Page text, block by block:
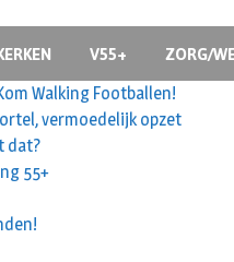
V55+ ZORG/
Walking Footballen!
vermoedelijk opzet
dat?
55+